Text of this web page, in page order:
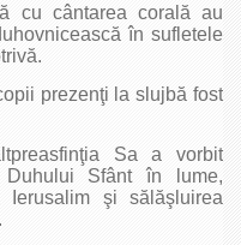
cu cântarea corală au
în sufletele
prezenţi la slujbă fost
Sa a vorbit
Duhului Sfânt în lume,
şi sălăşluirea